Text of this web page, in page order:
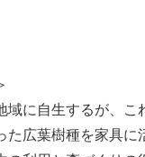
域に自生するが、こ
た広葉樹種を家具に